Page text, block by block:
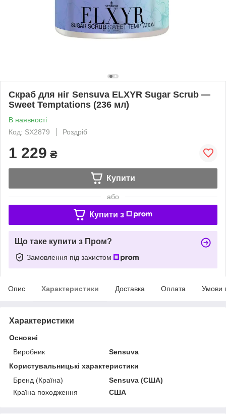
Скраб для ніг Sensuva ELXYR Sugar Scrub —
Sweet Temptations (236 мл)
В наявності
Код: SX2879
Роздріб
1 229 ₴
Купити
або
Купити з
Що таке купити з Пром?
Замовлення під захистом
Опис Характеристики Доставка Оплата Умови
Характеристики
Основні
Виробник
Sensuva
Користувальницькі характеристики
Бренд (Країна)
Sensuva (США)
Країна походження
США